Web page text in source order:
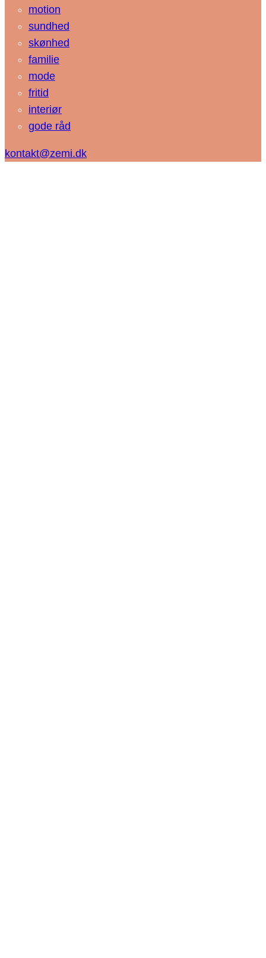
motion
sundhed
skønhed
familie
mode
fritid
interiør
gode råd
kontakt@zemi.dk